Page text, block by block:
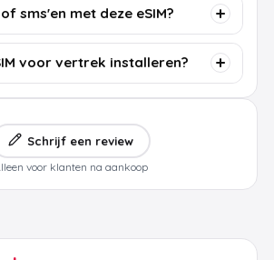
sms'en met deze eSIM?
voor vertrek installeren?
Schrijf een review
voor klanten na aankoop